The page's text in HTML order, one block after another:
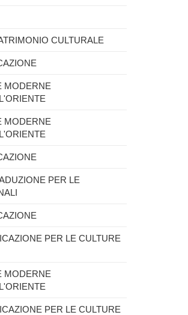
CULTURALE
MODERNE
MODERNE
PER LE
PER LE CULTURE
MODERNE
PER LE CULTURE